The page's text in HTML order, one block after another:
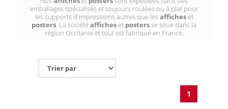
emballages spécialisés et toujours roulées ou à plat pour
les supports d'impressions autres que lesafficheset
posters. La sociétéafficheset postersse situe dans la
région Occitanie et tout est fabriqué en France.
1